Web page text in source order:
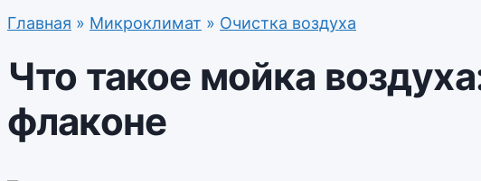
Главная » Микроклимат » Очистка воздуха
Что такое мойка
флаконе